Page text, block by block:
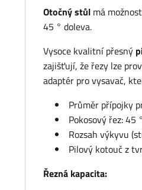
Otočný stůl má
45 ° doleva.
Vysoce kvalitní přesný
zajišťují, že řezy lze
adaptér pro vysavač,
Průměr přípojky
Pokosový řez: 45
Rozsah výkyvu
Pilový kotouč z
Řezná kapacita: